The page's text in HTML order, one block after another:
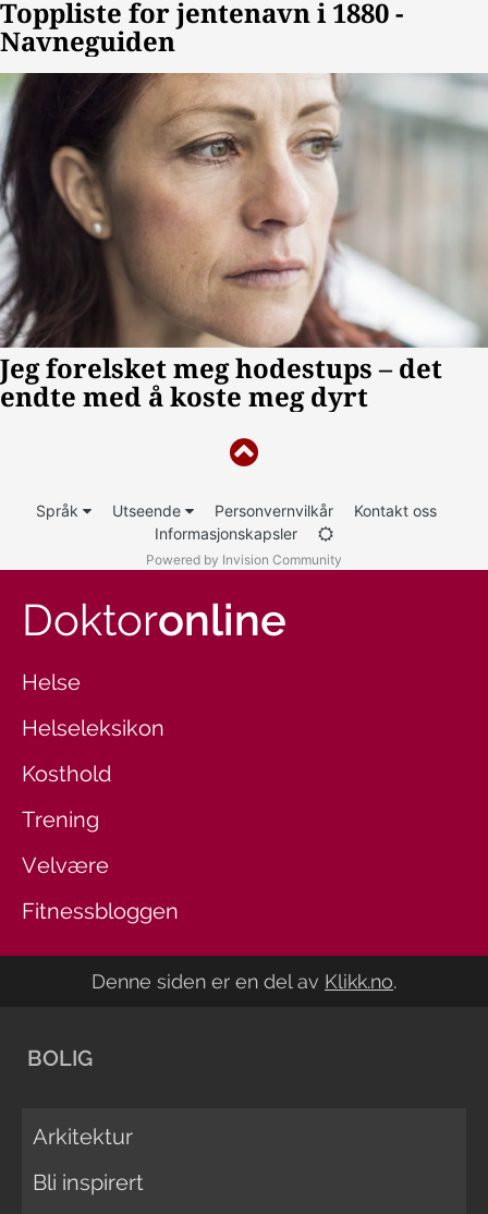
Språk Utseende Personvernvilkår
Kontakt oss
Informasjonskapsler
Powered by Invision Community
Doktoronline
Helse
Helseleksikon
Kosthold
Trening
Velvære
Fitnessbloggen
Denne siden er en del av Klikk.no.
BOLIG
Arkitektur
Bli inspirert